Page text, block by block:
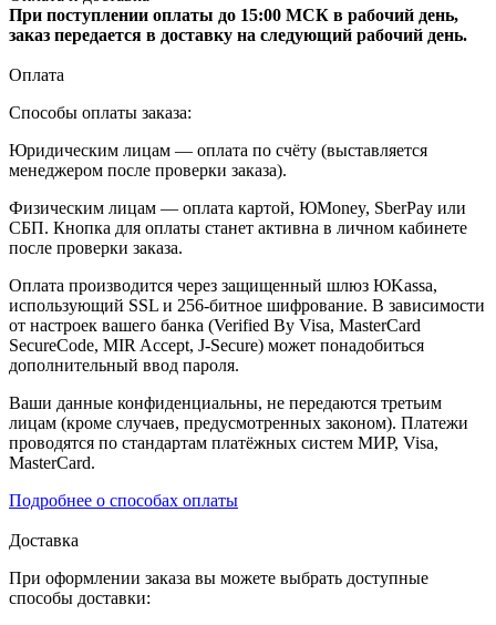
При поступлении оплаты до 15:00 МСК в рабочий день,
заказ передается в доставку на следующий рабочий день.
Оплата
Способы оплаты заказа:
Юридическим лицам — оплата по счёту (выставляется
менеджером после проверки заказа).
Физическим лицам — оплата картой, ЮMoney, SberPay или
СБП. Кнопка для оплаты станет активна в личном кабинете
после проверки заказа.
Оплата производится через защищенный шлюз ЮKassa,
использующий SSL и 256-битное шифрование. В зависимости
от настроек вашего банка (Verified By Visa, MasterCard
SecureCode, MIR Accept, J-Secure) может понадобиться
дополнительный ввод пароля.
Ваши данные конфиденциальны, не передаются третьим
лицам (кроме случаев, предусмотренных законом). Платежи
проводятся по стандартам платёжных систем МИР, Visa,
MasterCard.
Подробнее о способах оплаты
Доставка
При оформлении заказа вы можете выбрать доступные
способы доставки: